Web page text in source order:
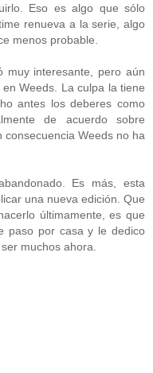
Eso es algo que sólo
renueva a la serie, algo
menos probable.
muy interesante, pero aún
Weeds. La culpa la tiene
antes los deberes como
de acuerdo sobre
consecuencia Weeds no ha
Es más, esta
una nueva edición. Que
últimamente, es que
paso por casa y le dedico
muchos ahora.